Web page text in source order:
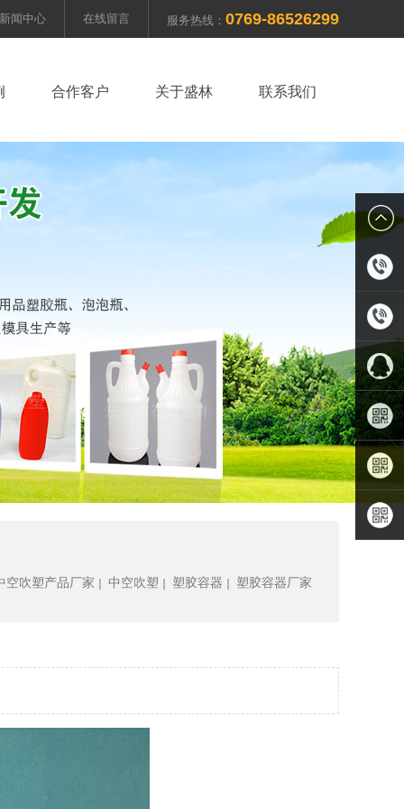
新闻中心 在线留言 服务热线： 0769-86526299
合作客户 关于盛林 联系我们
空吹塑产品厂家 中空吹塑 塑胶容器 塑胶容器厂家
0769-
林先生
QQ咨询
扫描手
机APP
关注小